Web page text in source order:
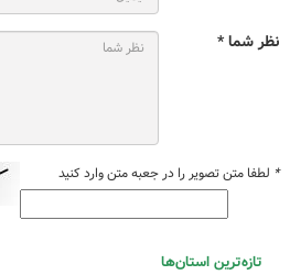
نظر شما *
* لطفا متن تصویر را در جعبه متن وارد کنید
تازه‌ترین استان‌ها